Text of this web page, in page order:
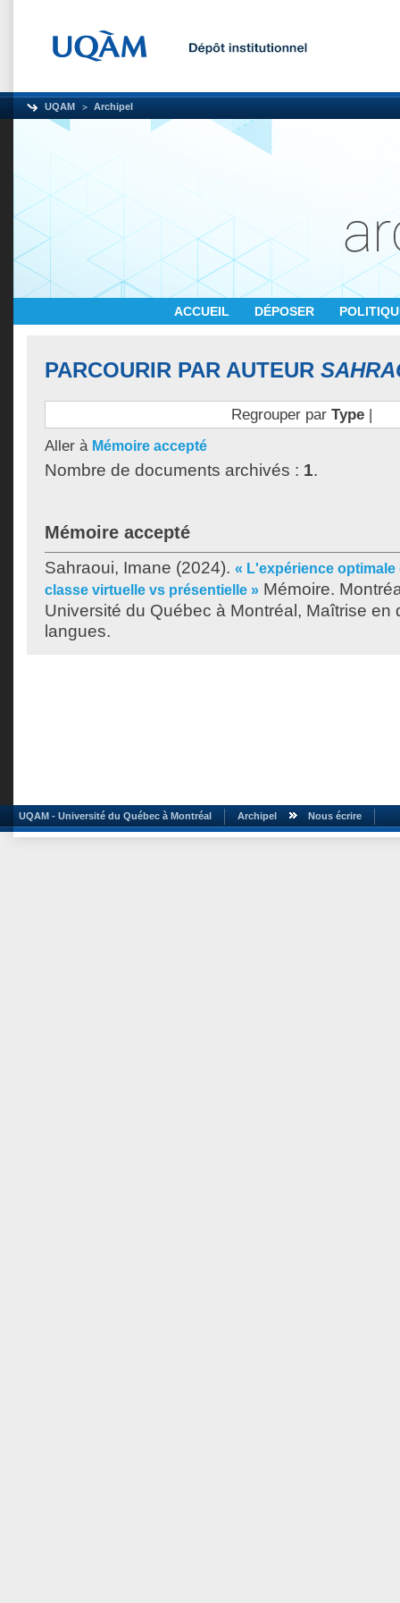
UQAM Archipel
ACCUEIL DÉPOSER
PARCOURIR PAR AUTEUR
Regrouper par Type|
Aller à Mémoire accepté
Nombre de documents archivés : 1.
Mémoire accepté
Sahraoui, Imane (2024). « L'expérience
classe virtuelle vs présentielle » Mémoire.
Université du Québec à Montréal, Maîtrise en
langues.
UQAM - Université du Québec à Montréal Archipel Nous écrire